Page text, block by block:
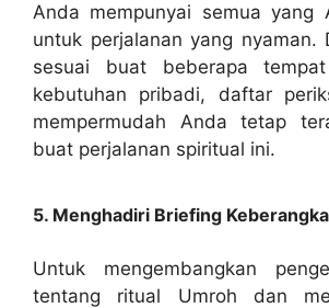
Anda mempunyai semua yang
untuk perjalanan yang nyaman.
sesuai buat beberapa
kebutuhan pribadi, daftar
mempermudah Anda tetap
buat perjalanan spiritual ini.
5. Menghadiri Briefing
Untuk mengembangkan
tentang ritual Umroh dan